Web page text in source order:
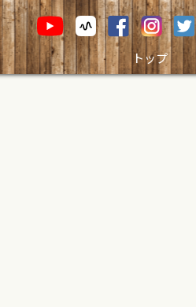
トップ